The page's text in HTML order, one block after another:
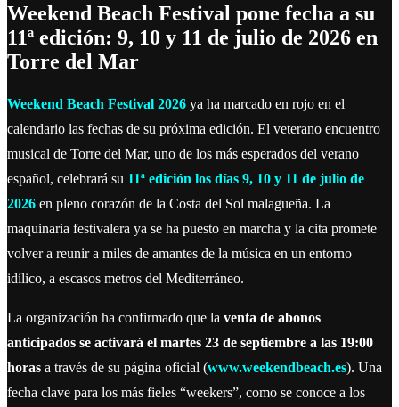
Weekend Beach Festival pone fecha a su
11ª edición: 9, 10 y 11 de julio de 2026 en
Torre del Mar
Weekend Beach Festival 2026 ya ha marcado en rojo en el
calendario las fechas de su próxima edición. El veterano encuentro
musical de Torre del Mar, uno de los más esperados del verano
español, celebrará su 11ª edición los días 9, 10 y 11 de julio de
2026 en pleno corazón de la Costa del Sol malagueña. La
maquinaria festivalera ya se ha puesto en marcha y la cita promete
volver a reunir a miles de amantes de la música en un entorno
idílico, a escasos metros del Mediterráneo.
La organización ha confirmado que la venta de abonos
anticipados se activará el martes 23 de septiembre a las 19:00
horas a través de su página oficial (www.weekendbeach.es). Una
fecha clave para los más fieles “weekers”, como se conoce a los